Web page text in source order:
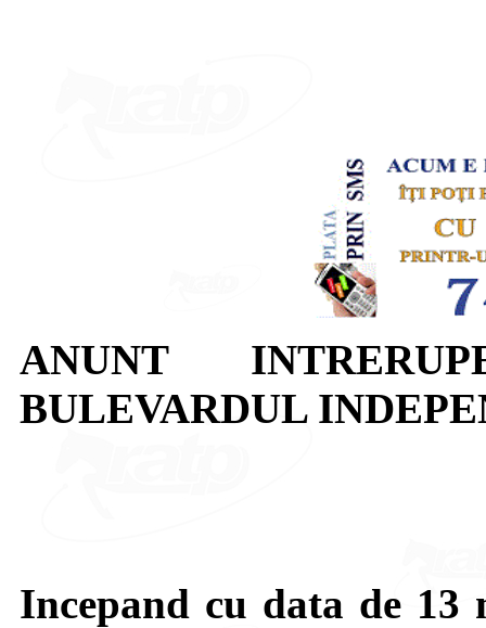
ANUNT
BULEVARDUL
Incepand cu data de